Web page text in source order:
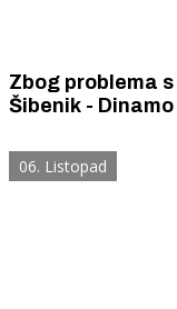
Zbog problema s reflektorima na utakmici
Šibenik - Dinamo reagirat će Odjel za
06. Listopad